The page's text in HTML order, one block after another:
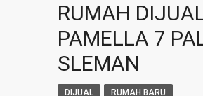
RUMAH
PAMELLA 7
SLEMAN
DIJUAL RUMAH BARU